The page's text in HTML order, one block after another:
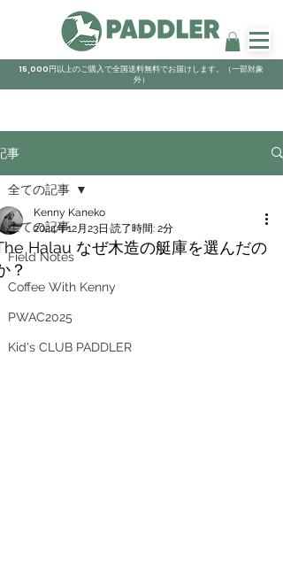
15,000円以上のご購入で全国送料無料でお届けします。（一部対象
外）
事
全ての記事
Field Notes
Coffee With Kenny
PWAC2025
Kid's CLUB PADDLER
全ての記事
Halau なぜ木造の艇庫を選んだの
？
Kenny Kaneko
2024年12月23日 読了時間: 2分